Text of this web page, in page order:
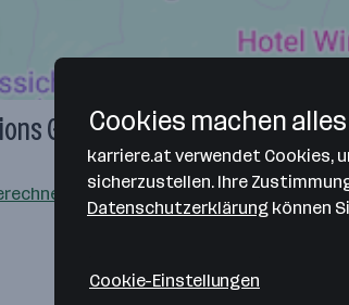
GmbHCookies machen
karriere.at verwendet Cookies,
sicherzustellen. Ihre
Datenschutzerklärung können
Cookie-Einstellungen